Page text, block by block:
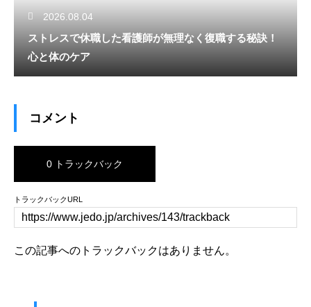
2026.08.04
ストレスで休職した看護師が無理なく復職する秘訣！
心と体のケア
コメント
0 トラックバック
トラックバックURL
この記事へのトラックバックはありません。